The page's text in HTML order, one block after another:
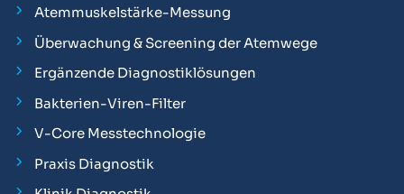
Atemmuskelstärke-Messung
Überwachung & Screening der Atemwege
Ergänzende Diagnostiklösungen
Bakterien-Viren-Filter
V-Core Messtechnologie
Praxis Diagnostik